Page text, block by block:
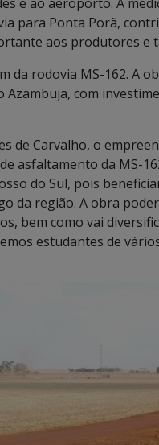
para Ponta Porã,
aos produtores e
da rodovia MS-162. A
com
de Carvalho, o
asfaltamento da MS-
do Sul, pois
da região. A obra
bem como vai
estudantes de